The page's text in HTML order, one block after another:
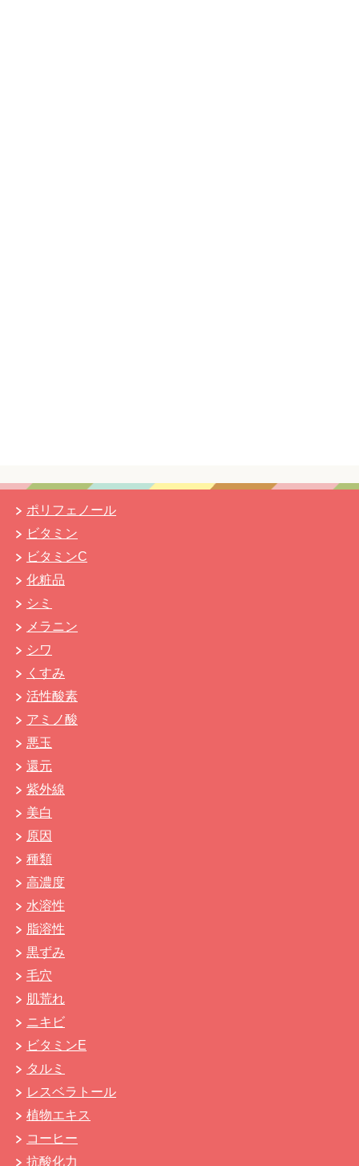
ポリフェノール
ビタミン
ビタミンC
化粧品
シミ
メラニン
シワ
くすみ
活性酸素
アミノ酸
悪玉
還元
紫外線
美白
原因
種類
高濃度
水溶性
脂溶性
黒ずみ
毛穴
肌荒れ
ニキビ
ビタミンE
タルミ
レスベラトール
植物エキス
コーヒー
抗酸化力